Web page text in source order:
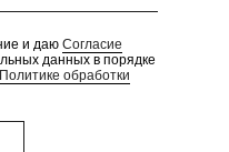
и даю Согласие
данных в порядке
Политике обработки